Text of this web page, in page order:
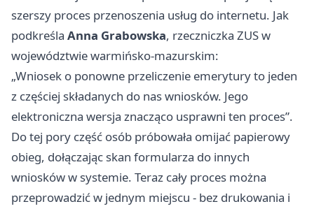
szerszy proces przenoszenia usług do internetu. Jak
podkreśla Anna Grabowska, rzeczniczka ZUS w
województwie warmińsko-mazurskim:
„Wniosek o ponowne przeliczenie emerytury to jeden
z częściej składanych do nas wniosków. Jego
elektroniczna wersja znacząco usprawni ten proces”.
Do tej pory część osób próbowała omijać papierowy
obieg, dołączając skan formularza do innych
wniosków w systemie. Teraz cały proces można
przeprowadzić w jednym miejscu - bez drukowania i